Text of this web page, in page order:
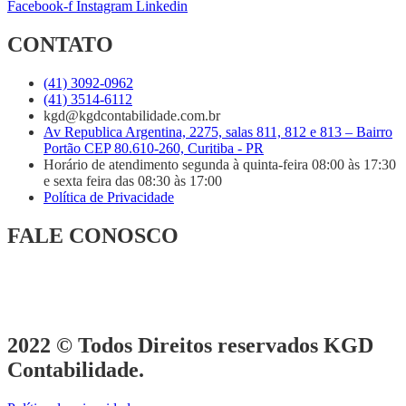
Facebook-f Instagram Linkedin
CONTATO
(41) 3092-0962
(41) 3514-6112
kgd@kgdcontabilidade.com.br
Av Republica Argentina, 2275, salas 811, 812 e 813 – Bairro
Portão CEP 80.610-260, Curitiba - PR
Horário de atendimento segunda à quinta-feira 08:00 às 17:30
e sexta feira das 08:30 às 17:00
Política de Privacidade
FALE CONOSCO
2022 © Todos Direitos reservados KGD
Contabilidade.